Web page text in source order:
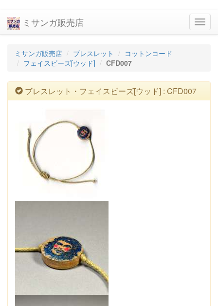
ミサンガ販売店
ミサンガ販売店 ブレスレット
コットンコード
フェイスビーズ[ウッド]
CFD007
ブレスレット・フェイスビーズ[ウッド] : CFD007